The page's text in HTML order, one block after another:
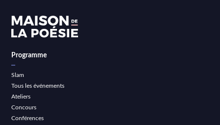
Programme
Slam
Tous les événements
Ateliers
Concours
Conférences